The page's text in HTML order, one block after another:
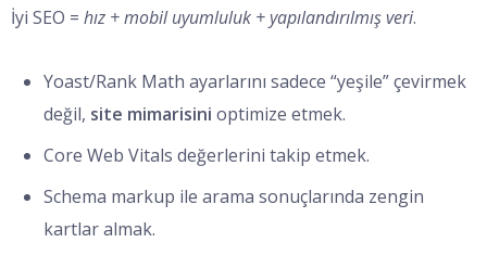
İyi SEO = hız + mobil uyumluluk + yapılandırılmış veri.
Yoast/Rank Math ayarlarını sadece “yeşile” çevirmek
değil, site mimarisini optimize etmek.
Core Web Vitals değerlerini takip etmek.
Schema markup ile arama sonuçlarında zengin
kartlar almak.